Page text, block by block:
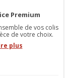
Premium
de vos colis
de votre choix.
plus